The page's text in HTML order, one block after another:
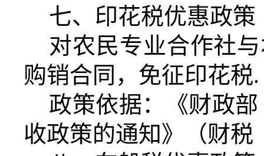
七、印花税优惠政策
对农民专业合作社
购销合同，免征印花税.
政策依据：《财政
收政策的通知》（财税